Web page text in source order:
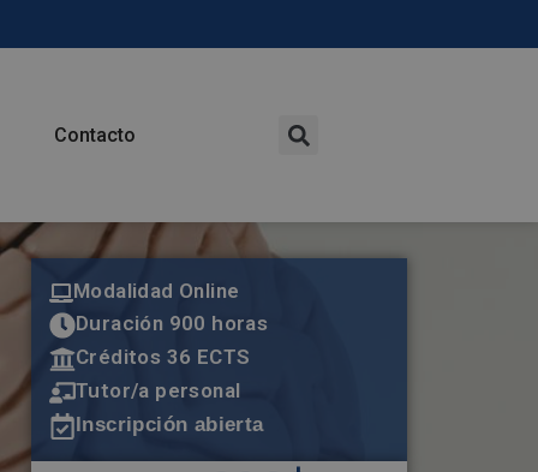
Contacto
Modalidad Online
Duración 900 horas
Créditos 36 ECTS
Tutor/a personal
Inscripción abierta